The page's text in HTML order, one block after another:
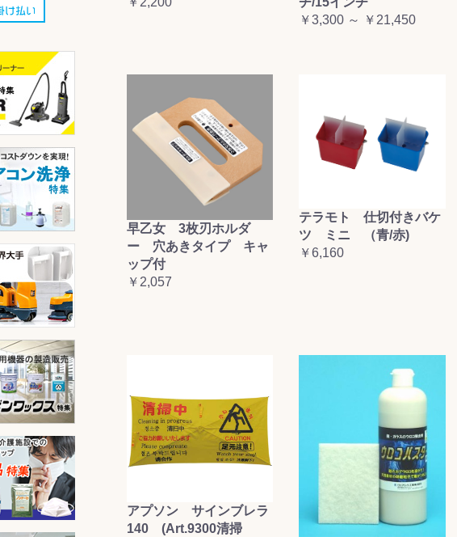
￥3,300 ～ ￥21,450
早乙女 3枚刃ホルダ
ー 穴あきタイプ キャ
ップ付
￥2,057
テラモト 仕切付きバケ
ツ ミニ （青/赤)
￥6,160
アプソン サインブレラ
140 (Art.9300清掃